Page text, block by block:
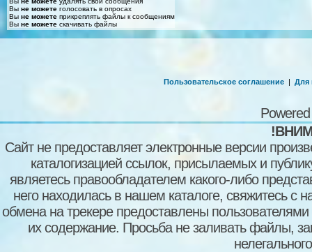
Вы не можете голосовать в опросах
Вы не можете прикреплять файлы к сообщениям
Вы не можете скачивать файлы
Пользовательское соглашение | Для
Сайт не предоставляет электронные версии
каталогизацией ссылок, присылаемых и
являетесь правообладателем какого-либо
него находилась в нашем каталоге, свяжитесь
обмена на трекере предоставлены пользователями
их содержание. Просьба не заливать файлы,